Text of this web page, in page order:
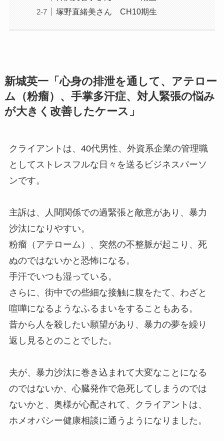
塚野直緒美さん CH10期生
新城英一「心身の排泄を通して、アテロー
ム（粉瘤）、手掌多汗症、対人緊張の悩み
が大きく改善したケース」
クライアントは、40代男性、外資系企業の管理職
としてストレスフルな日々を送るビジネスパーソ
ンです。
主訴は、人間関係での過緊張と敵意があり、暴力
沙汰になりやすい。
粉瘤（アテローム）、突然の不整脈が起こり、死
ぬのではないかと恐怖になる。
手汗でいつも湿っている。
さらに、街中での些細な接触に腹をたて、わざと
喧嘩になるようなふるまいをすることもある。
昔から人を殺したい願望があり、暴力の夢を繰り
返し見るとのことでした。
夫が、暴力沙汰に巻き込まれて大変なことになる
のではないか、心臓発作で急死してしまうのでは
ないかと、奥様が心配されて、クライアントは、
ホメオパシー健康相談に通うようになりました。